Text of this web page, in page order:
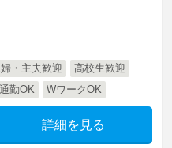
・主夫歓迎
高校生歓迎
勤OK WワークOK
詳細を見る